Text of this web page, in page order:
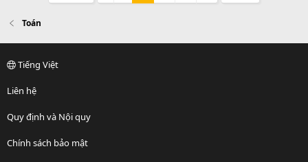
Toán
Tiếng Việt
Liên hệ
Quy định và Nội quy
Chính sách bảo mật